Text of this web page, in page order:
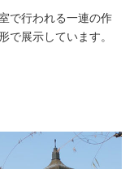
で行われる一連の作
展示しています。